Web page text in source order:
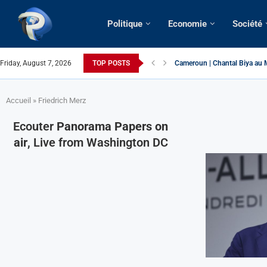
Politique Economie Société
Friday, August 7, 2026 TOP POSTS Succession présidentielle >
Accueil » Friedrich Merz
Ecouter Panorama Papers on
air, Live from Washington DC